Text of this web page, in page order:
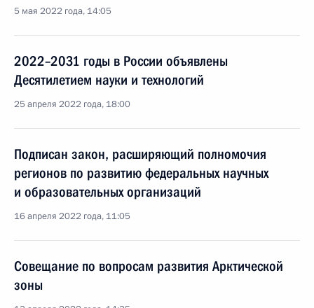
5 мая 2022 года, 14:05
2022–2031 годы в России объявлены
Десятилетием науки и технологий
25 апреля 2022 года, 18:00
Подписан закон, расширяющий полномочия
регионов по развитию федеральных научных
и образовательных организаций
16 апреля 2022 года, 11:05
Совещание по вопросам развития Арктической
зоны